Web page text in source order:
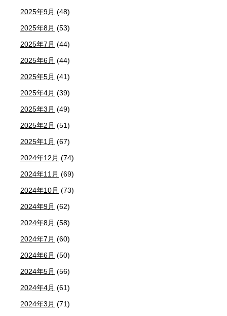
2025年9月 (48)
2025年8月 (53)
2025年7月 (44)
2025年6月 (44)
2025年5月 (41)
2025年4月 (39)
2025年3月 (49)
2025年2月 (51)
2025年1月 (67)
2024年12月 (74)
2024年11月 (69)
2024年10月 (73)
2024年9月 (62)
2024年8月 (58)
2024年7月 (60)
2024年6月 (50)
2024年5月 (56)
2024年4月 (61)
2024年3月 (71)